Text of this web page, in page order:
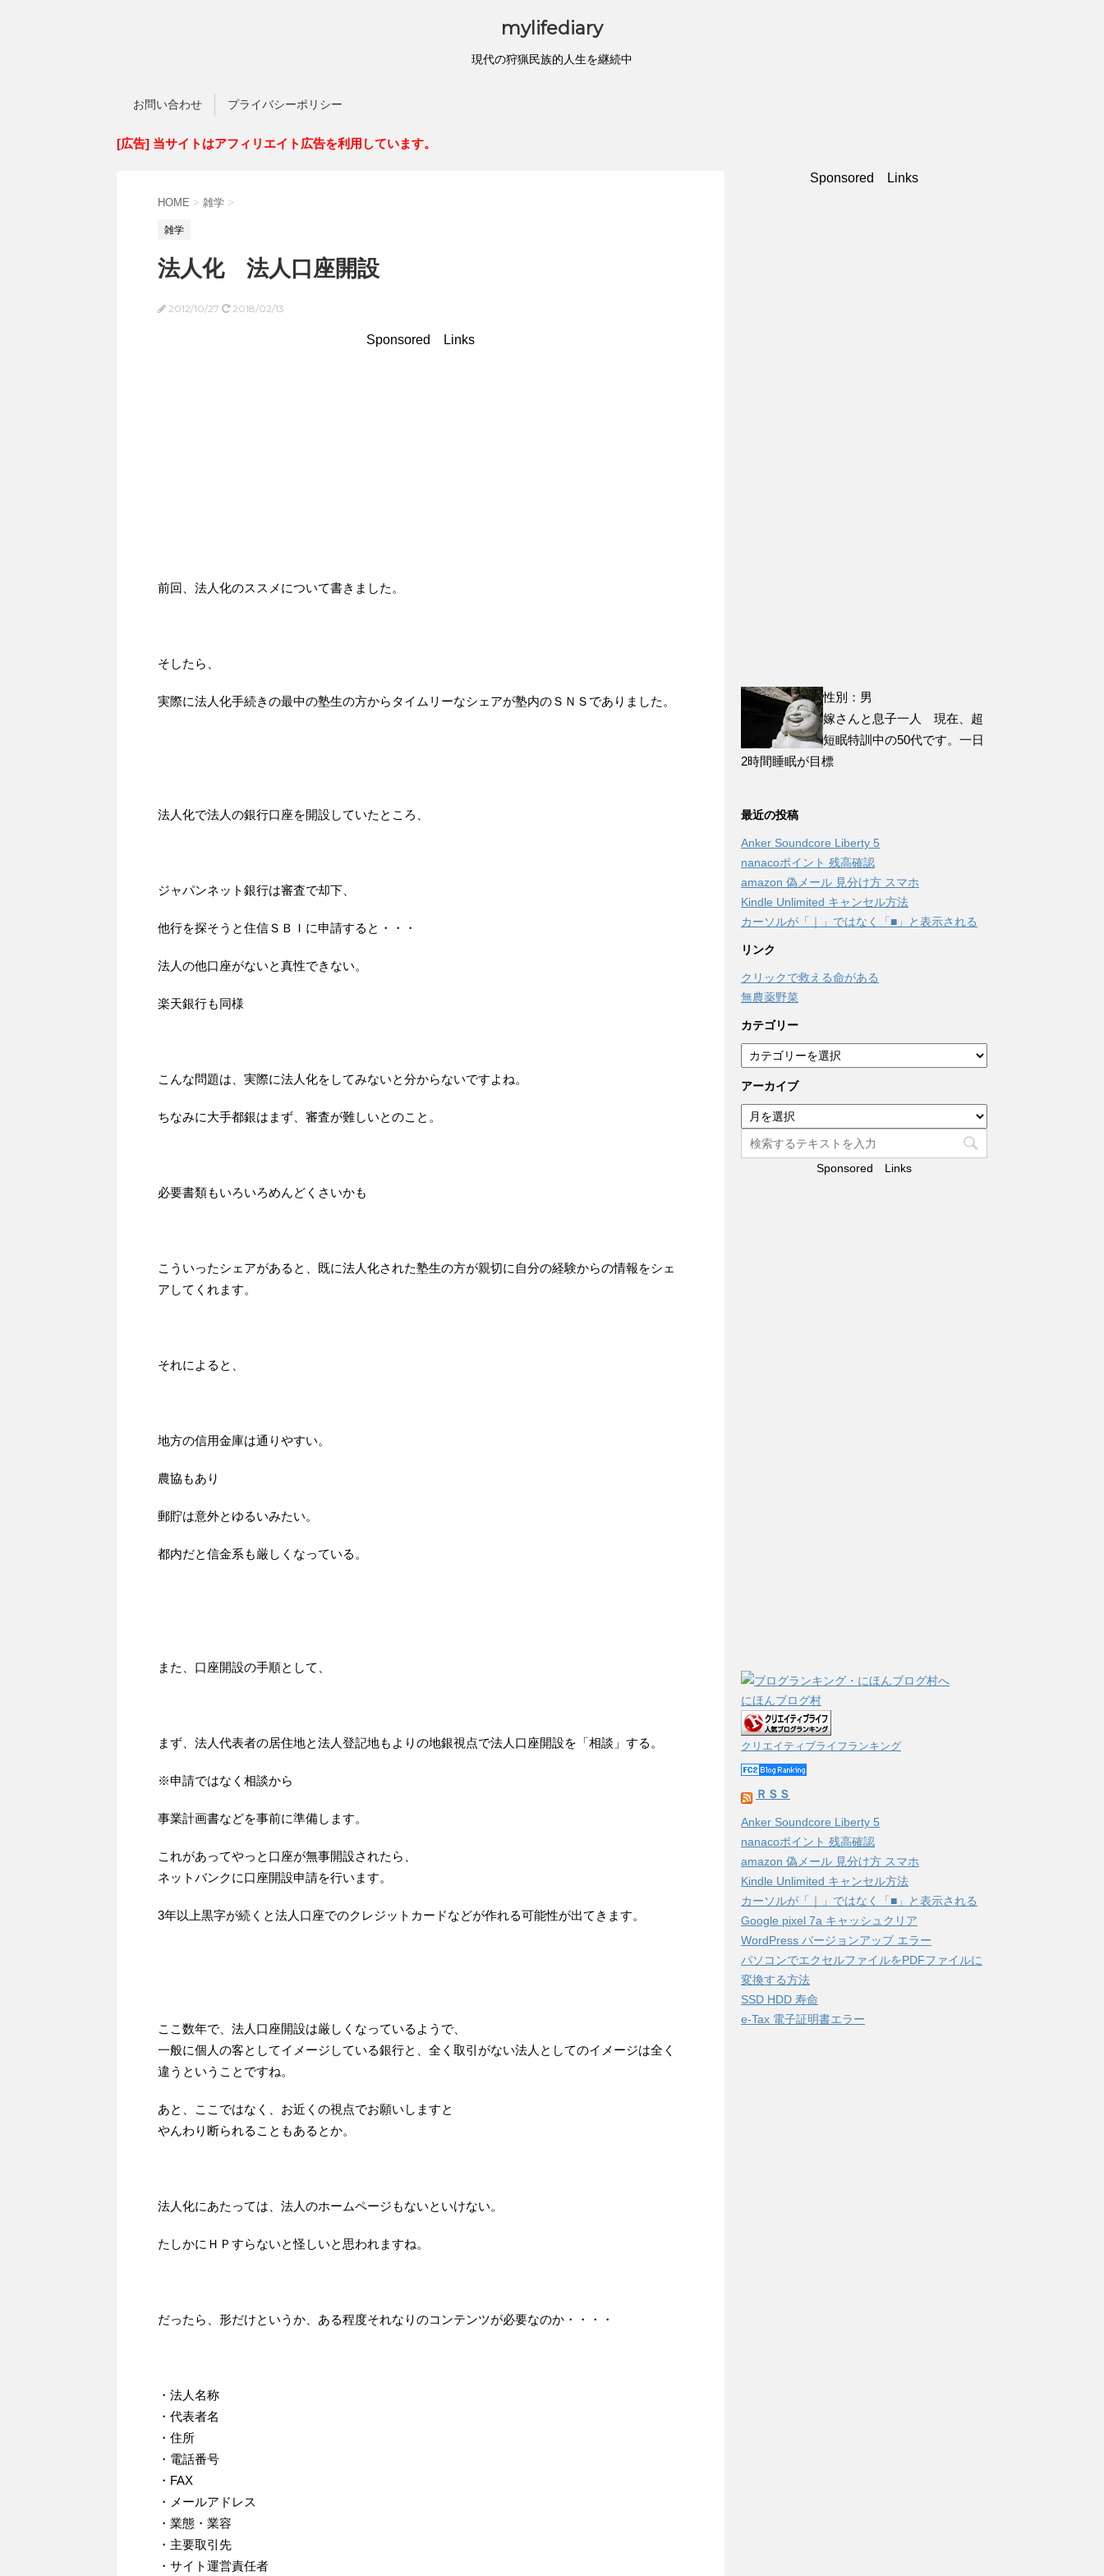
mylifediary
現代の狩猟民族的人生を継続中
お問い合わせ プライバシーポリシー
[広告] 当サイトはアフィリエイト広告を利用しています。
HOME > 雑学 >
雑学
法人化 法人口座開設
2012/10/27 2018/02/13
Sponsored Links
前回、法人化のススメについて書きました。
そしたら、
実際に法人化手続きの最中の塾生の方からタイムリーなシェアが塾内のＳＮＳでありました。
法人化で法人の銀行口座を開設していたところ、
ジャパンネット銀行は審査で却下、
他行を探そうと住信ＳＢＩに申請すると・・・
法人の他口座がないと真性できない。
楽天銀行も同様
こんな問題は、実際に法人化をしてみないと分からないですよね。
ちなみに大手都銀はまず、審査が難しいとのこと。
必要書類もいろいろめんどくさいかも
こういったシェアがあると、既に法人化された塾生の方が親切に自分の経験からの情報をシェ
アしてくれます。
それによると、
地方の信用金庫は通りやすい。
農協もあり
郵貯は意外とゆるいみたい。
都内だと信金系も厳しくなっている。
また、口座開設の手順として、
まず、法人代表者の居住地と法人登記地もよりの地銀視点で法人口座開設を「相談」する。
※申請ではなく相談から
事業計画書などを事前に準備します。
これがあってやっと口座が無事開設されたら、
ネットバンクに口座開設申請を行います。
3年以上黒字が続くと法人口座でのクレジットカードなどが作れる可能性が出てきます。
ここ数年で、法人口座開設は厳しくなっているようで、
一般に個人の客としてイメージしている銀行と、全く取引がない法人としてのイメージは全く
違うということですね。
あと、ここではなく、お近くの視点でお願いしますと
やんわり断られることもあるとか。
法人化にあたっては、法人のホームページもないといけない。
たしかにＨＰすらないと怪しいと思われますね。
だったら、形だけというか、ある程度それなりのコンテンツが必要なのか・・・・
・法人名称
・代表者名
・住所
・電話番号
・FAX
・メールアドレス
・業態・業容
・主要取引先
・サイト運営責任者
Sponsored Links
性別：男
嫁さんと息子一人 現在、超
短眠特訓中の50代です。一日
2時間睡眠が目標
最近の投稿
Anker Soundcore Liberty 5
nanacoポイント 残高確認
amazon 偽メール 見分け方 スマホ
Kindle Unlimited キャンセル方法
カーソルが「｜」ではなく「■」と表示される
リンク
クリックで救える命がある
無農薬野菜
カテゴリー
カ
テ
ゴ
ー
アーカイブ
ー
Sponsored Links
にほんブログ村
クリエイティブライフランキング
ＲＳＳ
Anker Soundcore Liberty 5
nanacoポイント 残高確認
amazon 偽メール 見分け方 スマホ
Kindle Unlimited キャンセル方法
カーソルが「｜」ではなく「■」と表示される
Google pixel 7a キャッシュクリア
WordPress バージョンアップ エラー
パソコンでエクセルファイルをPDFファイルに
変換する方法
SSD HDD 寿命
e-Tax 電子証明書エラー